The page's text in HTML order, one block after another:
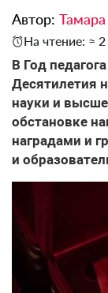
Автор:
На чтение: ≈
В Год
Десятилетия
науки и
обстановке
наградами и
и